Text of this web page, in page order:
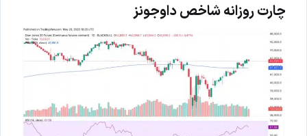
چارت روزانه شاخص داوجونز